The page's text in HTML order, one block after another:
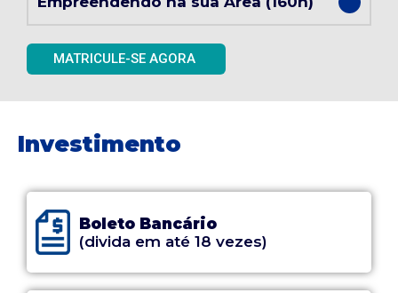
MATRICULE-SE AGORA
Investimento
Boleto Bancário
(divida em até 18 vezes)